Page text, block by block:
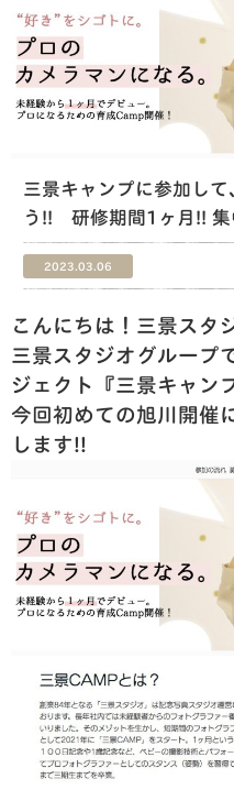
三景キャンプに参加し
う!! 研修期間1ヶ月!! 集
2023.03.06
こんにちは！三景スタ
三景スタジオグループ
ジェクト『三景キャン
今回初めての旭川開催
します!!